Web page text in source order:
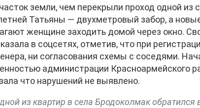
земли, чем перекрыли проход одной из
Татьяны — двухметровый забор, а
женщине заходить домой через окно.
в соцсетях, отметив, что при
ни согласования схемы с соседями.
администрации Красноармейского
что нарушений не выявлено.
из квартир в села Бродоколмак обратился